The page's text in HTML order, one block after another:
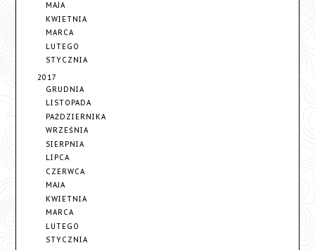
MAJA
KWIETNIA
MARCA
LUTEGO
STYCZNIA
2017
GRUDNIA
LISTOPADA
PAŹDZIERNIKA
WRZEŚNIA
SIERPNIA
LIPCA
CZERWCA
MAJA
KWIETNIA
MARCA
LUTEGO
STYCZNIA